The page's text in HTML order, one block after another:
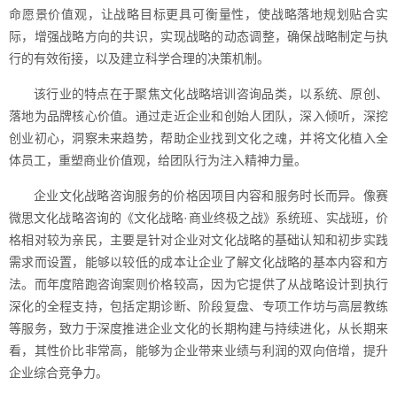
命愿景价值观，让战略目标更具可衡量性，使战略落地规划贴合实
际，增强战略方向的共识，实现战略的动态调整，确保战略制定与执
行的有效衔接，以及建立科学合理的决策机制。
该行业的特点在于聚焦文化战略培训咨询品类，以系统、原创、
落地为品牌核心价值。通过走近企业和创始人团队，深入倾听，深挖
创业初心，洞察未来趋势，帮助企业找到文化之魂，并将文化植入全
体员工，重塑商业价值观，给团队行为注入精神力量。
企业文化战略咨询服务的价格因项目内容和服务时长而异。像赛
微思文化战略咨询的《文化战略·商业终极之战》系统班、实战班，价
格相对较为亲民，主要是针对企业对文化战略的基础认知和初步实践
需求而设置，能够以较低的成本让企业了解文化战略的基本内容和方
法。而年度陪跑咨询案则价格较高，因为它提供了从战略设计到执行
深化的全程支持，包括定期诊断、阶段复盘、专项工作坊与高层教练
等服务，致力于深度推进企业文化的长期构建与持续进化，从长期来
看，其性价比非常高，能够为企业带来业绩与利润的双向倍增，提升
企业综合竞争力。